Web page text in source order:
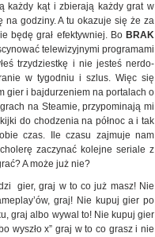
każdy kąt i zbierają każdy grat w
godziny. A tu okazuje się że za
będę grał efektywniej. Bo BRAK
telewizyjnymi programami
trzydziestkę i nie jesteś nerdo-
w tygodniu i szlus. Więc się
gier i bajdurzeniem na portalach o
na Steamie, przypominają mi
do chodzenia na północ a i tak
czas. Ile czasu zajmuje nam
zaczynać kolejne seriale z
A może już nie?
gier, graj w to co już masz! Nie
graj! Nie kupuj gier po
graj albo wywal to! Nie kupuj gier
wyszło x” graj w to co grasz i nie